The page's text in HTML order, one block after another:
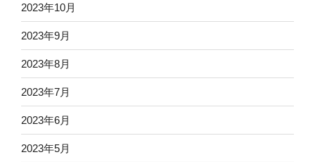
2023年10月
2023年9月
2023年8月
2023年7月
2023年6月
2023年5月